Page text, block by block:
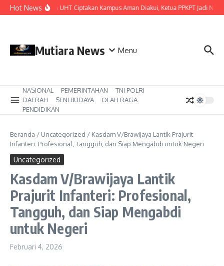
Lewati ke konten
Hot NewsKomitmen UHT Ciptakan Kampus Aman Diakui, Ketua PPKPT Jadi
Mutiara News Menu
NASIONAL PEMERINTAHAN
TNI POLRI
DAERAH
SENI BUDAYA
OLAH RAGA
PENDIDIKAN
Beranda / Uncategorized / Kasdam V/Brawijaya Lantik Prajurit
Infanteri: Profesional, Tangguh, dan Siap Mengabdi untuk Negeri
Uncategorized
Kasdam V/Brawijaya Lantik
Prajurit Infanteri: Profesional,
Tangguh, dan Siap Mengabdi
untuk Negeri
Februari 4, 2026